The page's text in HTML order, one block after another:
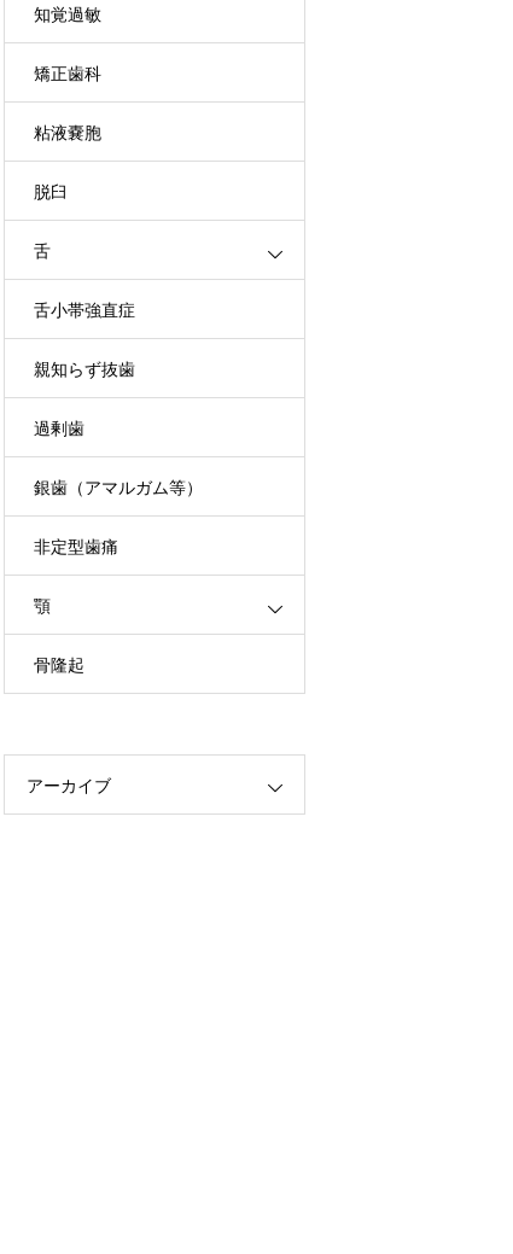
知覚過敏
矯正歯科
粘液嚢胞
脱臼
舌
舌小帯強直症
親知らず抜歯
過剰歯
銀歯（アマルガム等）
非定型歯痛
顎
骨隆起
アーカイブ